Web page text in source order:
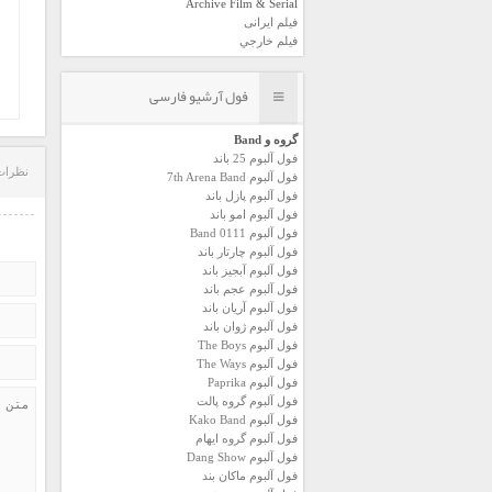
Archive Film & Serial
فیلم ایرانی
فیلم خارجي
فول آرشیو فارسی
گروه و Band
فول آلبوم 25 باند
فول آلبوم 7th Arena Band
فول آلبوم پازل باند
فول آلبوم امو باند
فول آلبوم 0111 Band
فول آلبوم چارتار باند
فول آلبوم آبجيز باند
فول آلبوم عجم باند
فول آلبوم آريان باند
فول آلبوم ژوان باند
فول آلبوم The Boys
فول آلبوم The Ways
فول آلبوم Paprika
فول آلبوم گروه پالت
فول آلبوم Kako Band
فول آلبوم گروه ایهام
فول آلبوم Dang Show
فول آلبوم ماکان بند